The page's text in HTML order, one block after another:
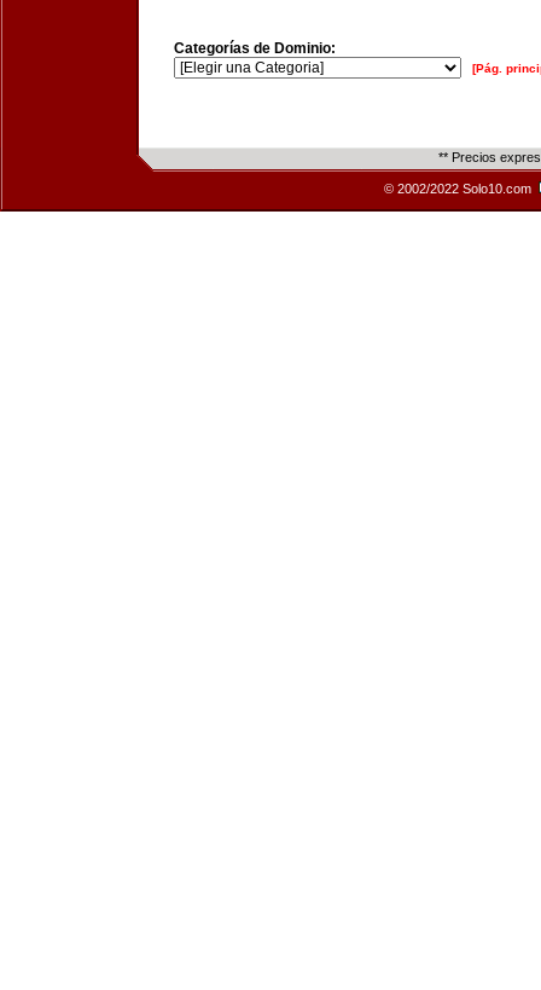
Categorías de Dominio:
[Pág.
** Precios
© 2002/2022 Solo10.com